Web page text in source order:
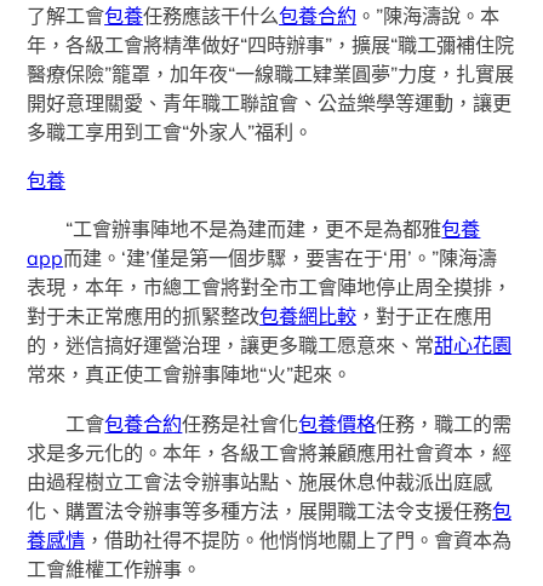
了解工會包養任務應該干什么包養合約 。”陳海濤說。本
年，各級工會將精準做好“四時辦事”，擴展“職工彌補住院
醫療保險”籠罩，加年夜“一線職工肄業圓夢”力度，扎實展
開好意理關愛、青年職工聯誼會、公益樂學等運動，讓更
多職工享用到工會“外家人”福利。
包養
“工會辦事陣地不是為建而建，更不是為都雅包養
app而建。‘建’僅是第一個步驟，要害在于‘用’。”陳海濤
表現，本年，市總工會將對全市工會陣地停止周全摸排，
對于未正常應用的抓緊整改包養網比較 ，對于正在應用
的，迷信搞好運營治理，讓更多職工愿意來、常甜心花園
常來，真正使工會辦事陣地“火”起來。
工會包養合約任務是社會化包養價格任務，職工的需
求是多元化的。本年，各級工會將兼顧應用社會資本，經
由過程樹立工會法令辦事站點、施展休息仲裁派出庭感
化、購置法令辦事等多種方法，展開職工法令支援任務包
養感情 ，借助社得不提防。他悄悄地關上了門。會資本為
工會維權工作辦事。